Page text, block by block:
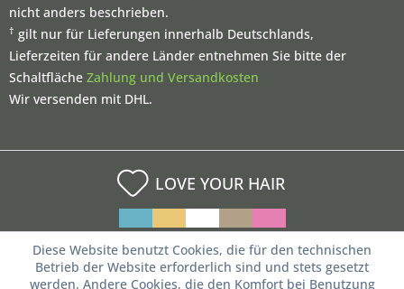
nicht anders beschrieben.
† gilt nur für Lieferungen innerhalb Deutschlands,
Lieferzeiten für andere Länder entnehmen Sie bitte der
Schaltfläche Zahlung und Versandkosten
Wir versenden mit DHL.
LOVE YOUR HAIR
Diese Website benutzt Cookies, die für den technischen
Betrieb der Website erforderlich sind und stets gesetzt
werden. Andere Cookies, die den Komfort bei Benutzung